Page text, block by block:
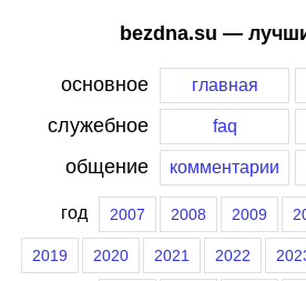
bezdna.su —
основное главная
служебное faq
общение комментарии
год 2007 2008 2009
2019 2020 2021 2022